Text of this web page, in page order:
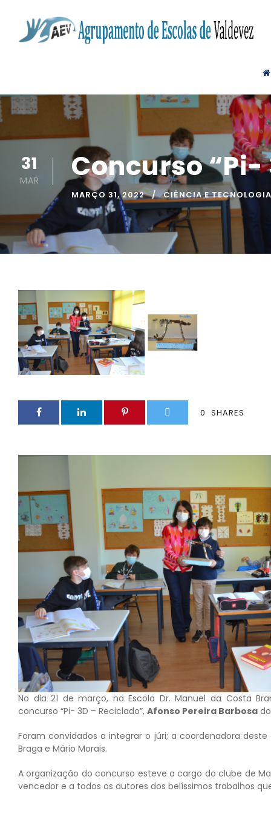
31
MAR Concurso “Pi-
MARÇO 31, 2022 CIÊNCIA E TECNOLOGIA
0 SHARES
No dia 21 de março, na Escola Dr. Manuel da Costa
concurso “Pi- 3D – Reciclado”, Afonso Pereira Barbosa
Foram convidados a integrar o júri; a coordenadora
Braga e Mário Morais.
A organização do concurso esteve a cargo do clube de
vencedor e a todos os autores dos belíssimos trabalhos